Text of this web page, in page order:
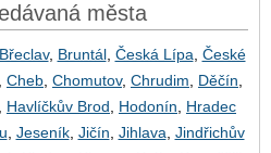
města
Břeclav, Bruntál, Česká Lípa České
Cheb Chomutov, Chrudim Děčín
Havlíčkův Brod Hodonín
Hradec
Jeseník, Jičín Jihlava Jindřichův